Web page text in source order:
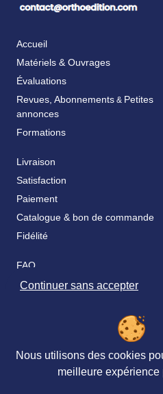
Accueil
Matériels & Ouvrages
Évaluations
Revues, Abonnements & Petites
annonces
Formations
Livraison
Satisfaction
Paiement
Catalogue & bon de commande
Fidélité
FAQ
Nos partenaires
Retrouvez nous sur les réseaux
Continuer sans accepter
Nous utilisons des cookies
meilleure expérience